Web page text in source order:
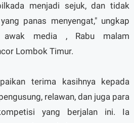
menjadi sejuk, dan tidak
panas menyengat," ungkap
media , Rabu malam
Lombok Timur.
terima kasihnya kepada
relawan, dan juga para
yang berjalan ini. Ia